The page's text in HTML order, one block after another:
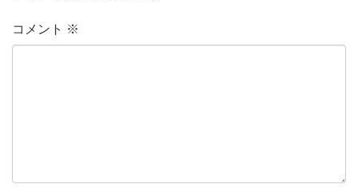
コメント ※